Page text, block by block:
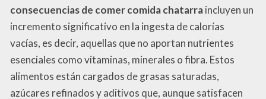
consecuencias de comer comida chatarraincluyen un
incremento significativo en la ingesta de calorías
vacías, es decir, aquellas que no aportan nutrientes
esenciales como vitaminas, minerales o fibra. Estos
alimentos están cargados de grasas saturadas,
azúcares refinados y aditivos que, aunque satisfacen